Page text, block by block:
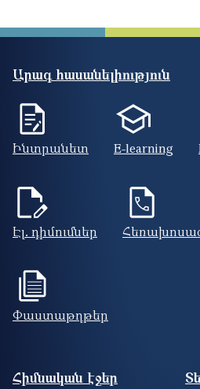
Արագ հասանելիություն
Ինտրանետ E-learning
Էլ. դիմումներ
Փաստաթղթեր
Footer site information
Հիմնական էջեր